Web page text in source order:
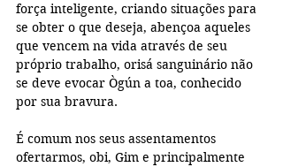
força inteligente, criando situações para
se obter o que deseja, abençoa aqueles
que vencem na vida através de seu
próprio trabalho, orisá sanguinário não
se deve evocar Ògún a toa, conhecido
por sua bravura.
É comum nos seus assentamentos
ofertarmos, obi, Gim e principalmente